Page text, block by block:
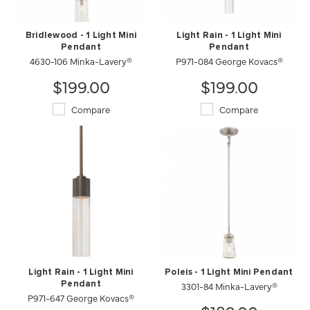
Bridlewood - 1 Light Mini
Pendant
4630-106 Minka-Lavery®
$199.00
Compare
Light Rain - 1 Light Mini
Pendant
P971-084 George Kovacs®
$199.00
Compare
Light Rain - 1 Light Mini
Pendant
P971-647 George Kovacs®
Poleis - 1 Light Mini Pendant
3301-84 Minka-Lavery®